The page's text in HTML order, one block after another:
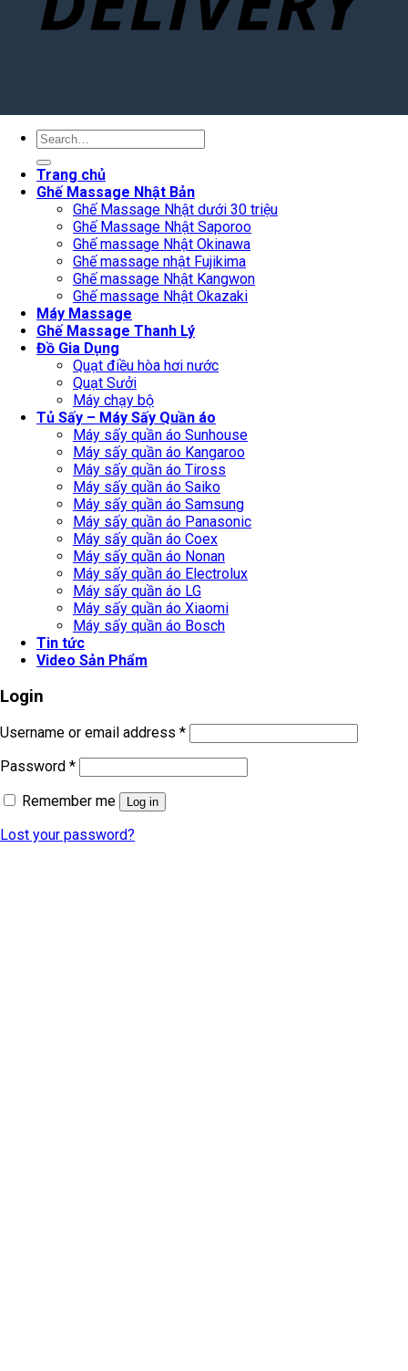
Search
Trang chủ
Ghế Massage Nhật Bản
Ghế Massage Nhật dưới 30 triệu
Ghế Massage Nhật Saporoo
Ghế massage Nhật Okinawa
Ghế massage nhật Fujikima
Ghế massage Nhật Kangwon
Ghế massage Nhật Okazaki
Máy Massage
Ghế Massage Thanh Lý
Đồ Gia Dụng
Quạt điều hòa hơi nước
Quạt Sưởi
Máy chạy bộ
Tủ Sấy – Máy Sấy Quần áo
Máy sấy quần áo Sunhouse
Máy sấy quần áo Kangaroo
Máy sấy quần áo Tiross
Máy sấy quần áo Saiko
Máy sấy quần áo Samsung
Máy sấy quần áo Panasonic
Máy sấy quần áo Coex
Máy sấy quần áo Nonan
Máy sấy quần áo Electrolux
Máy sấy quần áo LG
Máy sấy quần áo Xiaomi
Máy sấy quần áo Bosch
Tin tức
Video Sản Phẩm
Login
Username or email address *
Password *
Remember me
Log in
Lost your password?